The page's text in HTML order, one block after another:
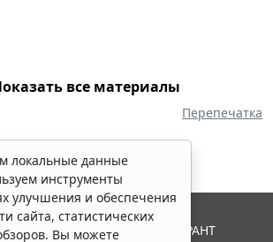
все материалы
Перепечатка
локальные данные
инструменты
улучшения и обеспечения
сайта, статистических
Вы можете
СЕРВИС", 2026. Система ГАРАНТ